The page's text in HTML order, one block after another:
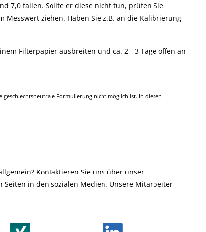
7,0 fallen. Sollte er diese nicht tun, prüfen Sie
Messwert ziehen. Haben Sie z.B. an die Kalibrierung
Filterpapier ausbreiten und ca. 2 - 3 Tage offen an
Formulierung nicht möglich ist. In diesen
Kontaktieren Sie uns über unser
Seiten in den sozialen Medien. Unsere Mitarbeiter